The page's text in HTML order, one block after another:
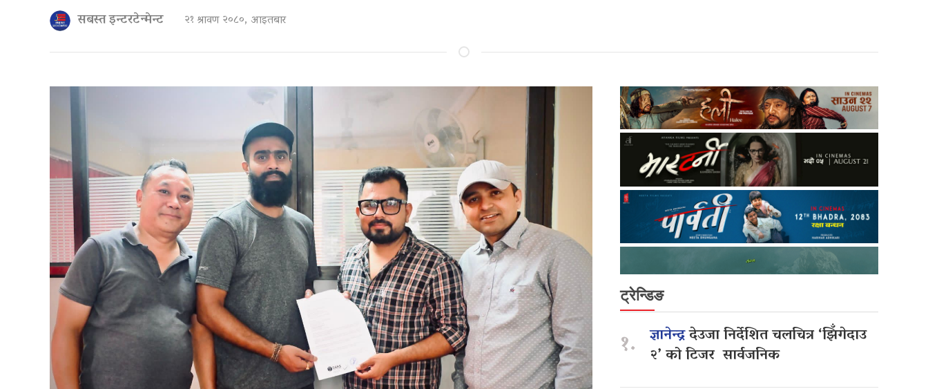
सबस्त इन्टरटेन्मेन्ट २१ श्रावण २०८०, आइतबार
ट्रेन्डिङ
१. ज्ञानेन्द्रदेउजा निर्देशित चलचित्र ‘झिँगेदाउ
२’ को टिजर सार्वजनिक